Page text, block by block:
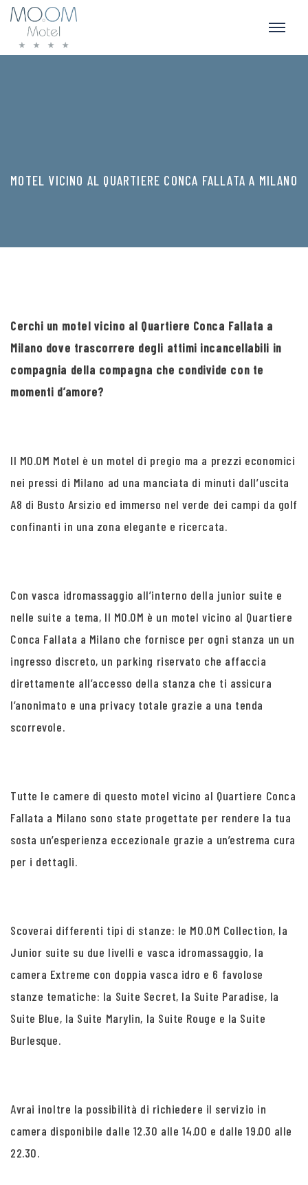
MOTEL VICINO AL QUARTIERE CONCA FALLATA A MILANO
Cerchi un motel vicino al Quartiere Conca Fallata a
Milano dove trascorrere degli attimi incancellabili in
compagnia della compagna che condivide con te
momenti d’amore?
Il MO.OM Motel è un motel di pregio ma a prezzi economici
nei pressi di Milano ad una manciata di minuti dall’uscita
A8 di Busto Arsizio ed immerso nel verde dei campi da golf
confinanti in una zona elegante e ricercata.
Con vasca idromassaggio all’interno della junior suite e
nelle suite a tema, Il MO.OM è un motel vicino al Quartiere
Conca Fallata a Milano che fornisce per ogni stanza un un
ingresso discreto, un parking riservato che affaccia
direttamente all’accesso della stanza che ti assicura
l’anonimato e una privacy totale grazie a una tenda
scorrevole.
Tutte le camere di questo motel vicino al Quartiere Conca
Fallata a Milano sono state progettate per rendere la tua
sosta un’esperienza eccezionale grazie a un’estrema cura
per i dettagli.
Scoverai differenti tipi di stanze: le MO.OM Collection, la
Junior suite su due livelli e vasca idromassaggio, la
camera Extreme con doppia vasca idro e 6 favolose
stanze tematiche: la Suite Secret, la Suite Paradise, la
Suite Blue, la Suite Marylin, la Suite Rouge e la Suite
Burlesque.
Avrai inoltre la possibilità di richiedere il servizio in
camera disponibile dalle 12.30 alle 14.00 e dalle 19.00 alle
22.30.